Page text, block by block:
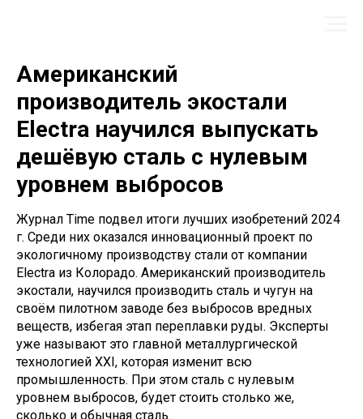
Американский
производитель экостали
Electra научился выпускать
дешёвую сталь с нулевым
уровнем выбросов
Журнал Time подвел итоги лучших изобретений 2024
г. Среди них оказался инновационный проект по
экологичному производству стали от компании
Electra из Колорадо. Американский производитель
экостали, научился производить сталь и чугун на
своём пилотном заводе без выбросов вредных
веществ, избегая этап переплавки руды. Эксперты
уже называют это главной металлургической
технологией XXI, которая изменит всю
промышленность. При этом сталь с нулевым
уровнем выбросов, будет стоить столько же,
сколько и обычная сталь.